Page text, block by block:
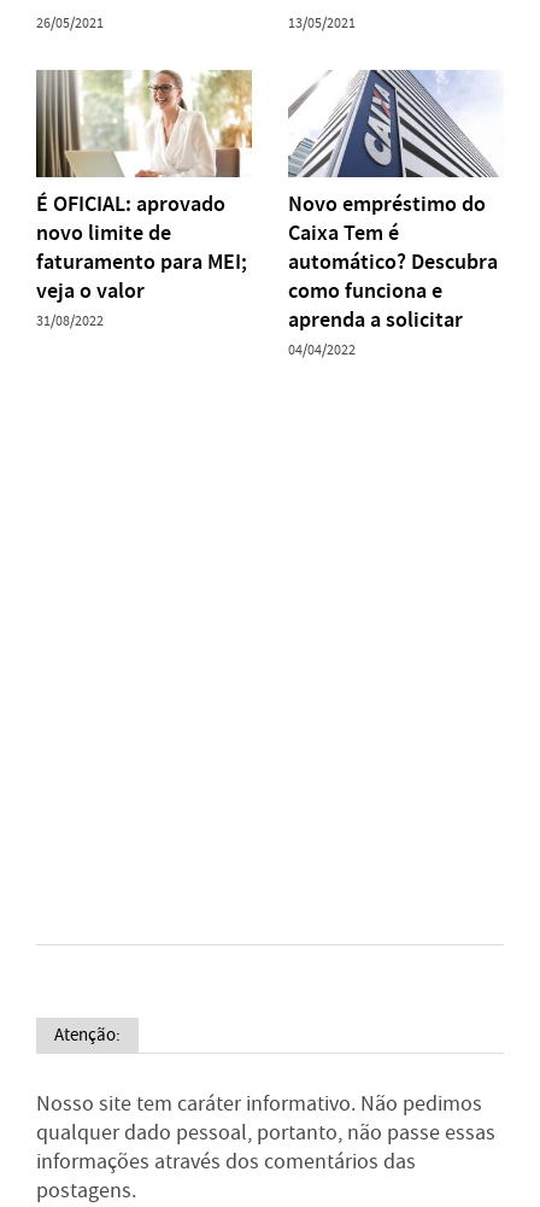
26/05/2021 13/05/2021
É OFICIAL: aprovado
novo limite de
faturamento para MEI;
veja o valor
31/08/2022
Novo empréstimo do
Caixa Tem é
automático? Descubra
como funciona e
aprenda a solicitar
04/04/2022
Atenção:
Nosso site tem caráter informativo. Não pedimos
qualquer dado pessoal, portanto, não passe essas
informações através dos comentários das
postagens.